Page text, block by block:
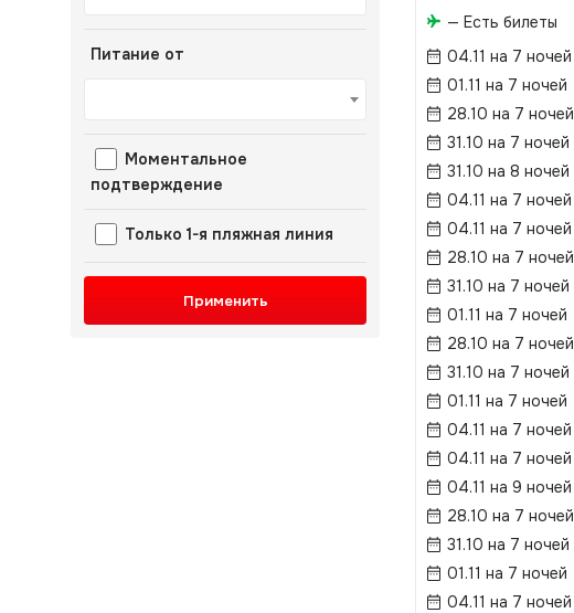
Питание от
Моментальное
подтверждение
Только 1-я пляжная линия
Применить
— Есть билеты
04.11 на 7 ночей
01.11 на 7 ночей
28.10 на 7 ночей
31.10 на 7 ночей
31.10 на 8 ночей
04.11 на 7 ночей
04.11 на 7 ночей
28.10 на 7 ночей
31.10 на 7 ночей
01.11 на 7 ночей
28.10 на 7 ночей
31.10 на 7 ночей
01.11 на 7 ночей
04.11 на 7 ночей
04.11 на 7 ночей
04.11 на 9 ночей
28.10 на 7 ночей
31.10 на 7 ночей
01.11 на 7 ночей
04.11 на 7 ночей